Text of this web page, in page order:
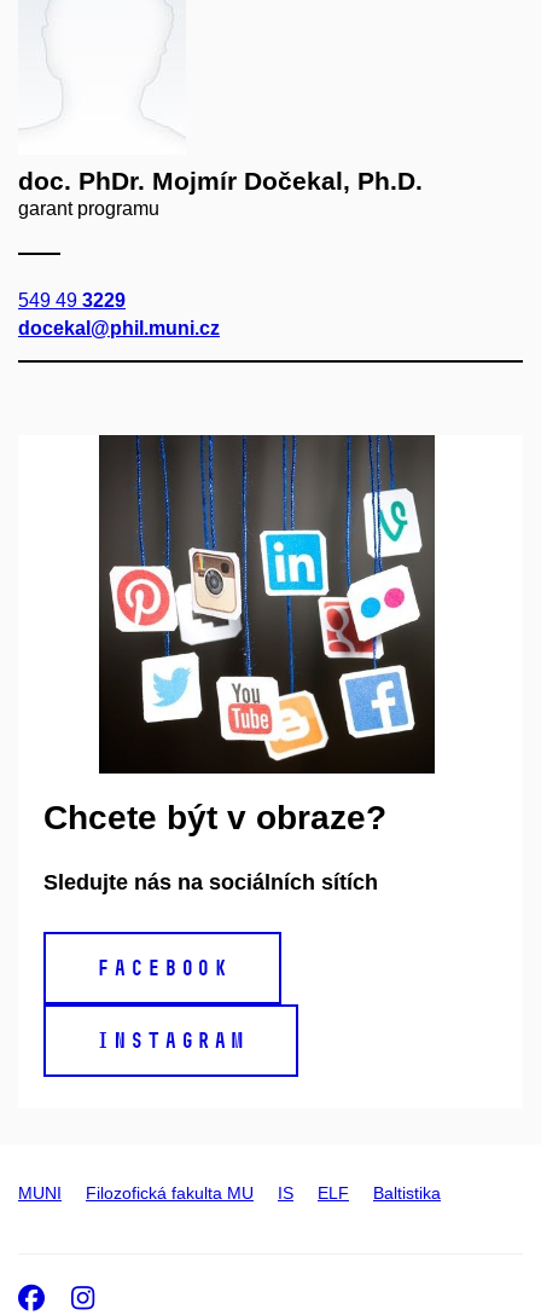
doc. PhDr. Mojmír Dočekal, Ph.D.
garant programu
549 49 3229
docekal@phil.muni.cz
Chcete být v obraze?
Sledujte nás na sociálních sítích
FACEBOOK
INSTAGRAM
MUNI Filozofická fakulta MU IS ELF Baltistika
Facebook
Instagram